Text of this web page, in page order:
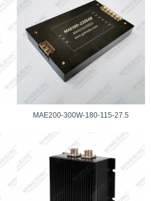
MAE200-300W-180-115-27.5